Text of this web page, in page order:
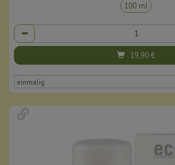
100 ml
Anzahl
19,90€